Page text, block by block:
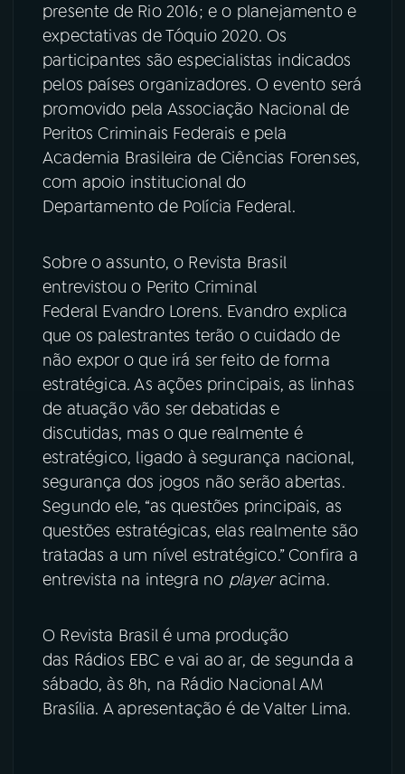
presente de Rio 2016; e o planejamento e
expectativas de Tóquio 2020. Os
participantes são especialistas indicados
pelos países organizadores. O evento será
promovido pela Associação Nacional de
Peritos Criminais Federais e pela
Academia Brasileira de Ciências Forenses,
com apoio institucional do
Departamento de Polícia Federal.
Sobre o assunto, o Revista Brasil
entrevistou o Perito Criminal
Federal Evandro Lorens. Evandro explica
que os palestrantes terão o cuidado de
não expor o que irá ser feito de forma
estratégica. As ações principais, as linhas
de atuação vão ser debatidas e
discutidas, mas o que realmente é
estratégico, ligado à segurança nacional,
segurança dos jogos não serão abertas.
Segundo ele, “as questões principais, as
questões estratégicas, elas realmente são
tratadas a um nível estratégico.” Confira a
entrevista na integra no playeracima.
O Revista Brasil é uma produção
das Rádios EBC e vai ao ar, de segunda a
sábado, às 8h, na Rádio Nacional AM
Brasília. A apresentação é de Valter Lima.